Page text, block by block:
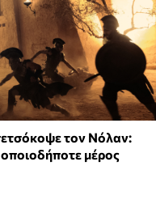
τον Νόλαν:
μέρος